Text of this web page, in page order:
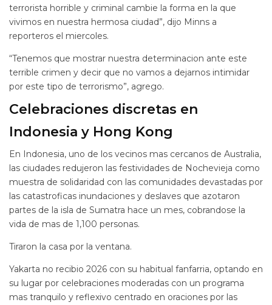
terrorista horrible y criminal cambie la forma en la que
vivimos en nuestra hermosa ciudad”, dijo Minns a
reporteros el miercoles.
“Tenemos que mostrar nuestra determinacion ante este
terrible crimen y decir que no vamos a dejarnos intimidar
por este tipo de terrorismo”, agrego.
Celebraciones discretas en
Indonesia y Hong Kong
En Indonesia, uno de los vecinos mas cercanos de Australia,
las ciudades redujeron las festividades de Nochevieja como
muestra de solidaridad con las comunidades devastadas por
las catastroficas inundaciones y deslaves que azotaron
partes de la isla de Sumatra hace un mes, cobrandose la
vida de mas de 1,100 personas.
Tiraron la casa por la ventana.
Yakarta no recibio 2026 con su habitual fanfarria, optando en
su lugar por celebraciones moderadas con un programa
mas tranquilo y reflexivo centrado en oraciones por las